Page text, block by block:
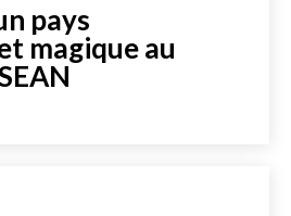
pays
magique au